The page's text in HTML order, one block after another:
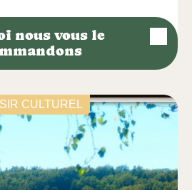
nous vous le
CULTUREL